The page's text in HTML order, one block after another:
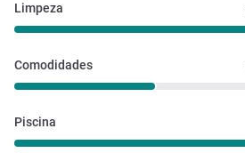
Limpeza
Comodidades
Piscina